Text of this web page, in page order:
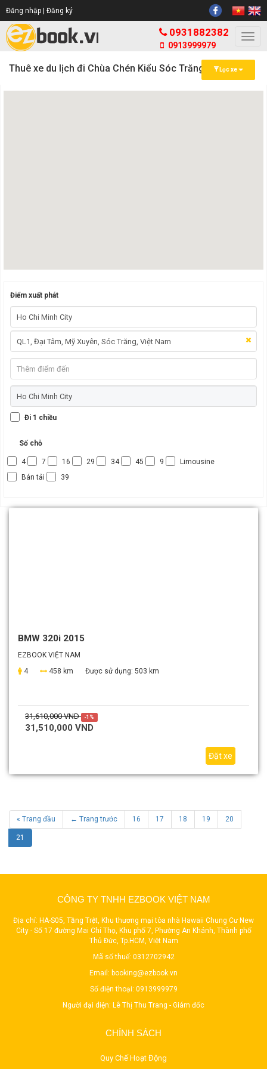
Đăng nhập | Đăng ký
0931882382
0913999979
Thuê xe du lịch đi Chùa Chén Kiểu Sóc Trăng Lọc xe
Điểm xuất phát
Đi 1 chiều
Số chỗ
4 7 16 29 34 45 9
Limousine
Bán tải
39
BMW 320i 2015
EZBOOK VIỆT NAM
4
458 km Được sử dụng: 503 km
31,610,000 VND -1%
31,510,000 VND
Đặt xe
« Trang đầu ← Trang trước 16 17 18 19 20
21
CÔNG TY TNHH EZBOOK VIỆT NAM
Địa chỉ: HA-S05, Tầng Trệt, Khu thương mại tòa nhà Hawaii Chung Cư New
City - Số 17 đường Mai Chí Thọ, Khu phố 7, Phường An Khánh, Thành phố
Thủ Đức, Tp.HCM, Việt Nam
Mã số thuế: 0312702942
Email: booking@ezbook.vn
Số điện thoại: 0913999979
Người đại diện: Lê Thị Thu Trang - Giám đốc
CHÍNH SÁCH
Quy Chế Hoạt Động